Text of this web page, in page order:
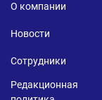
О компании
Новости
Сотрудники
Редакционная